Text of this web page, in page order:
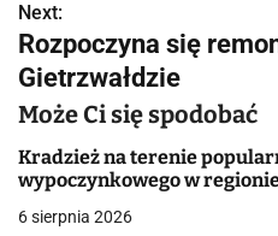
i
g
a
c
j
Next:
Rozpoczyna się
Gietrzwałdzie
Może Ci się spodobać
Kradzież na terenie
wypoczynkowego w
6 sierpnia 2026